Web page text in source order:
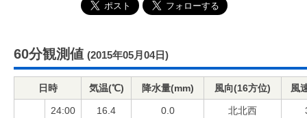
60分観測値 (2015年05月04日)
日時 気温(℃) 降水量(mm) 風向(16方位) 風
24:00 16.4 0.0 北北西